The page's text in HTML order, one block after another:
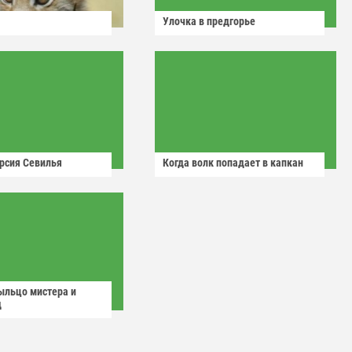
Улочка в предгорье
Севилья Когда волк попадает в капкан
мистера и